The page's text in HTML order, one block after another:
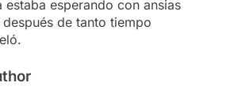
estaba esperando con ansias
de tanto tiempo